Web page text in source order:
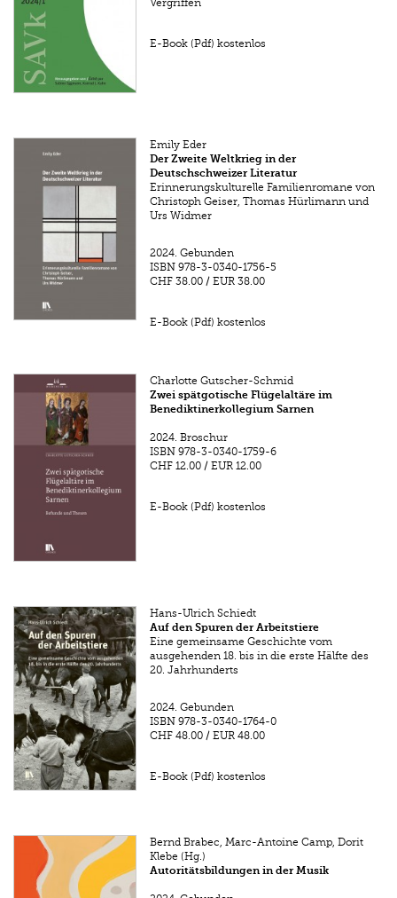
Vergriffen
E-Book (Pdf) kostenlos
Emily Eder
Der Zweite Weltkrieg in der
Deutschschweizer Literatur
Erinnerungskulturelle Familienromane von
Christoph Geiser, Thomas Hürlimann und
Urs Widmer
2024. Gebunden
ISBN 978-3-0340-1756-5
CHF 38.00 /EUR 38.00
E-Book (Pdf) kostenlos
Charlotte Gutscher-Schmid
Zwei spätgotische Flügelaltäre im
Benediktinerkollegium Sarnen
2024. Broschur
ISBN 978-3-0340-1759-6
CHF 12.00 /EUR 12.00
E-Book (Pdf) kostenlos
Hans-Ulrich Schiedt
Auf den Spuren der Arbeitstiere
Eine gemeinsame Geschichte vom
ausgehenden 18. bis in die erste Hälfte des
20. Jahrhunderts
2024. Gebunden
ISBN 978-3-0340-1764-0
CHF 48.00 /EUR 48.00
E-Book (Pdf) kostenlos
Bernd Brabec, Marc-Antoine Camp, Dorit
Klebe (Hg.)
Autoritätsbildungen in der Musik